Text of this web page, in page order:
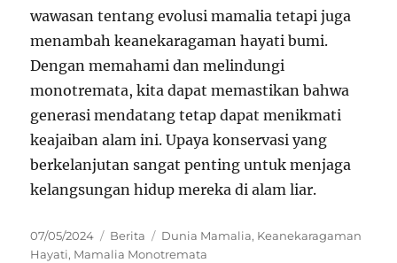
wawasan tentang evolusi mamalia tetapi juga
menambah keanekaragaman hayati bumi.
Dengan memahami dan melindungi
monotremata, kita dapat memastikan bahwa
generasi mendatang tetap dapat menikmati
keajaiban alam ini. Upaya konservasi yang
berkelanjutan sangat penting untuk menjaga
kelangsungan hidup mereka di alam liar.
Posted
on
07/05/2024 Categories
Berita Tags
Dunia Mamalia, Keanekaragaman
Hayati, Mamalia Monotremata